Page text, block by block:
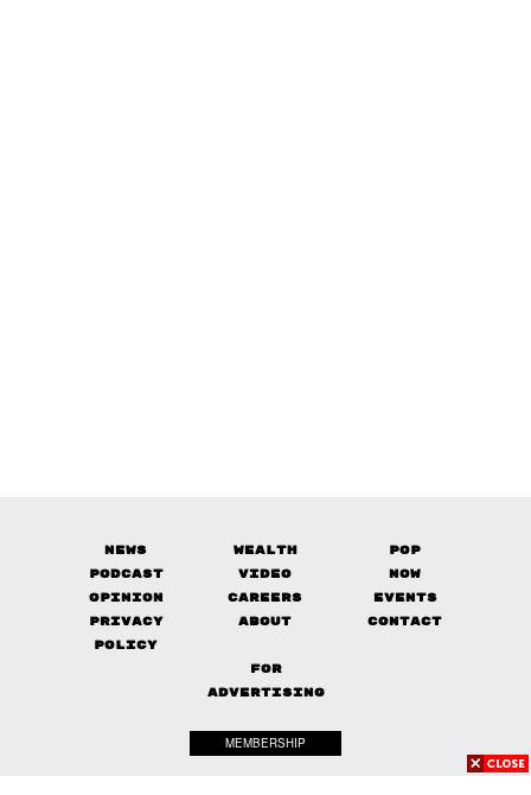
News Wealth
Pop
Podcast
Video
Now
Opinion
Careers
Events
Privacy
Policy
About Contact
FOR
ADVERTISING
MEMBERSHIP